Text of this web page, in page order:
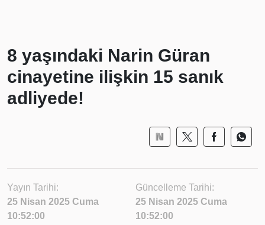
8 yaşındaki Narin Güran
cinayetine ilişkin 15 sanık
adliyede!
Yayın Tarihi:
25 Nisan 2025 Cuma
10:52:00
Güncelleme Tarihi:
25 Nisan 2025 Cuma
10:52:00